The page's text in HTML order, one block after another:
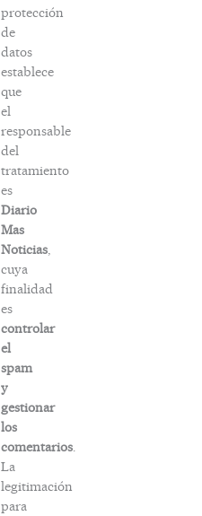
protección
de
datos
establece
que
el
responsable
del
tratamiento
es
Diario
Mas
Noticias,
cuya
finalidad
es
controlar
el
spam
y
gestionar
los
comentarios.
La
legitimación
para